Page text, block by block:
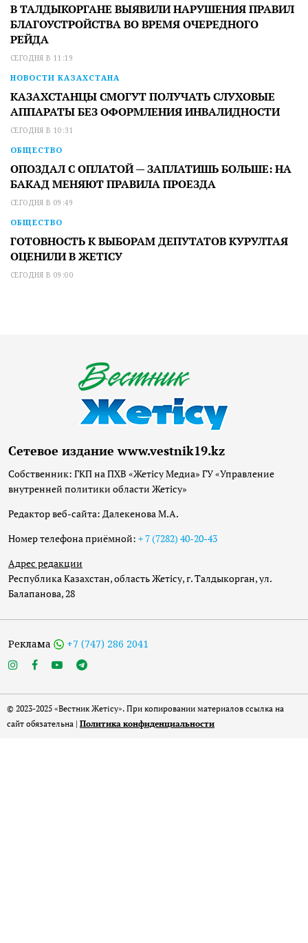
В ТАЛДЫКОРГАНЕ ВЫЯВИЛИ НАРУШЕНИЯ ПРАВИЛ
БЛАГОУСТРОЙСТВА ВО ВРЕМЯ ОЧЕРЕДНОГО
РЕЙДА
СЕГОДНЯ В 11:19
НОВОСТИ КАЗАХСТАНА
КАЗАХСТАНЦЫ СМОГУТ ПОЛУЧАТЬ СЛУХОВЫЕ
АППАРАТЫ БЕЗ ОФОРМЛЕНИЯ ИНВАЛИДНОСТИ
СЕГОДНЯ В 10:31
ОБЩЕСТВО
ОПОЗДАЛ С ОПЛАТОЙ — ЗАПЛАТИШЬ БОЛЬШЕ: НА
БАКАД МЕНЯЮТ ПРАВИЛА ПРОЕЗДА
СЕГОДНЯ В 09:49
ОБЩЕСТВО
ГОТОВНОСТЬ К ВЫБОРАМ ДЕПУТАТОВ КУРУЛТАЯ
ОЦЕНИЛИ В ЖЕТІСУ
СЕГОДНЯ В 09:00
Сетевое издание www.vestnik19.kz
Собственник: ГКП на ПХВ «Жетісу Медиа» ГУ «Управление
внутренней политики области Жетісу»
Редактор веб-сайта: Далекенова М.А.
Номер телефона приёмной: + 7 (7282) 40-20-43
Адрес редакции
Республика Казахстан, область Жетісу, г. Талдыкорган, ул.
Балапанова, 28
Реклама +7 (747) 286 2041
© 2023-2025 «Вестник Жетісу». При копировании материалов ссылка на
сайт обязательна | Политика конфиденциальности